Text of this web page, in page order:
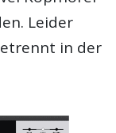
Leider
in der